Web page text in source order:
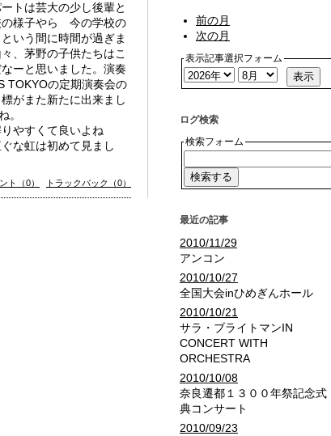
前の月
次の月
表示記事選択フォーム
ログ検索
検索フォーム
最近の記事
2010/11/29
アンコン
2010/10/27
全国大会inひめぎんホール
2010/10/21
サラ・ブライトマンIN
CONCERT WITH
ORCHESTRA
2010/10/08
奈良遷都１３００年祭記念式
典コンサート
2010/09/23
トは芸大の少し後輩と
の様子やら 今の学校の
いう間に時間が過ぎま
、茅野の子供たちはこ
ーと思いました。演奏
TOKYOの定期演奏会の
がまた新たに出来まし
。
やすくて良いよね
な虹は初めて見まし
ト（0） トラックバック（0）